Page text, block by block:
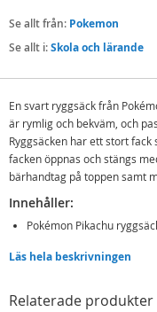
Se allt från: Pokemon
Se allt i:Skola och lärande
En svart ryggsäck från
är rymlig och bekväm, och
Ryggsäcken har ett stort
facken öppnas och stängs
bärhandtag på toppen samt
Innehåller:
Pokémon Pikachu
Detaljer
Mått ca.: 44x30x16 cm
Läs hela beskrivningen
Relaterade produkter